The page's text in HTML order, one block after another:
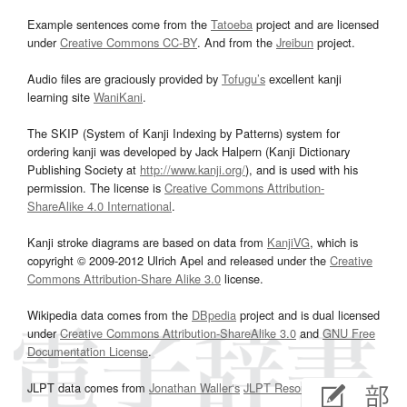
Example sentences come from the Tatoeba project and are licensed
underCreative Commons CC-BY. And from the Jreibun project.
Audio files are graciously provided by Tofugu’s excellent kanji
learning site WaniKani.
The SKIP (System of Kanji Indexing by Patterns) system for
ordering kanji was developed by Jack Halpern (Kanji Dictionary
Publishing Society at http://www.kanji.org/), and is used with his
permission. The license is Creative Commons Attribution-
ShareAlike 4.0 International.
Kanji stroke diagrams are based on data from KanjiVG, which is
copyright © 2009-2012 Ulrich Apel and released under the Creative
Commons Attribution-Share Alike 3.0 license.
Wikipedia data comes from the DBpedia project and is dual licensed
underCreative Commons Attribution-ShareAlike 3.0and GNU Free
Documentation License.
JLPT data comes from Jonathan Waller‘s JLPT Resourcespage.